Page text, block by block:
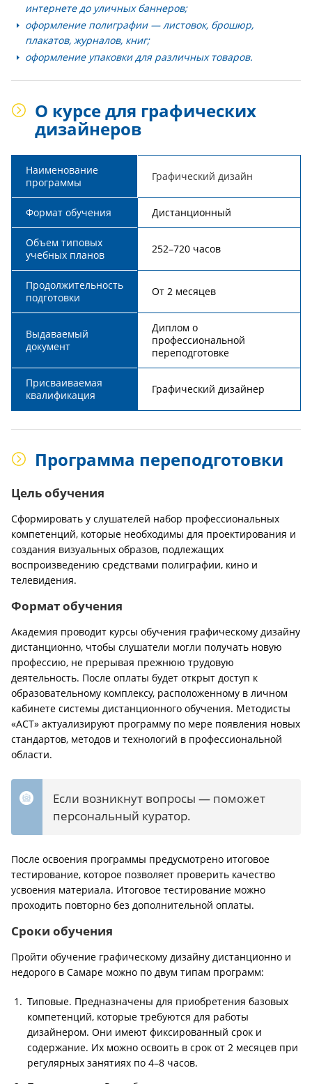
интернете до уличных баннеров;
оформление полиграфии — листовок, брошюр,
плакатов, журналов, книг;
оформление упаковки для различных товаров.
О курсе для графических
дизайнеров
Наименование
программы
Графический дизайн
Формат обучения Дистанционный
Объем типовых
учебных планов
252–720 часов
Продолжительность
подготовки
От 2 месяцев
Выдаваемый
документ
Диплом о
профессиональной
переподготовке
Присваиваемая
квалификация
Графический дизайнер
Программа переподготовки
Цель обучения
Сформировать у слушателей набор профессиональных
компетенций, которые необходимы для проектирования и
создания визуальных образов, подлежащих
воспроизведению средствами полиграфии, кино и
телевидения.
Формат обучения
Академия проводит курсы обучения графическому дизайну
дистанционно, чтобы слушатели могли получать новую
профессию, не прерывая прежнюю трудовую
деятельность. После оплаты будет открыт доступ к
образовательному комплексу, расположенному в личном
кабинете системы дистанционного обучения. Методисты
«АСТ» актуализируют программу по мере появления новых
стандартов, методов и технологий в профессиональной
области.
Если возникнут вопросы — поможет
персональный куратор.
После освоения программы предусмотрено итоговое
тестирование, которое позволяет проверить качество
усвоения материала. Итоговое тестирование можно
проходить повторно без дополнительной оплаты.
Сроки обучения
Пройти обучение графическому дизайну дистанционно и
недорого в Самаре можно по двум типам программ:
Типовые. Предназначены для приобретения базовых
компетенций, которые требуются для работы
дизайнером. Они имеют фиксированный срок и
содержание. Их можно освоить в срок от 2 месяцев при
регулярных занятиях по 4–8 часов.